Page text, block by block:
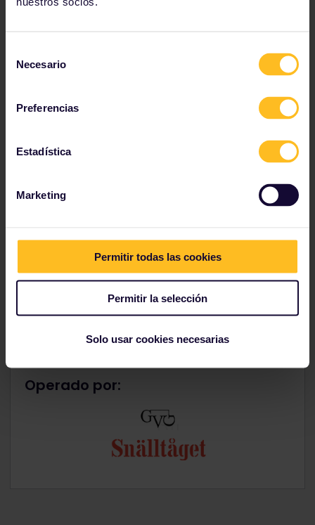
Necesario
Preferencias
Estadística
Marketing
Permitir todas las cookies
Permitir la selección
Solo usar cookies necesarias
Aire acondicionado
Wi-Fi
Operado por: